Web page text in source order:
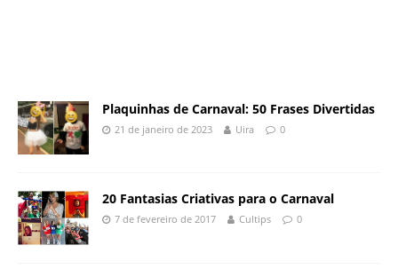
Plaquinhas de Carnaval: 50 Frases Divertidas
21 de janeiro de 2023 Uira 0
20 Fantasias Criativas para o Carnaval
7 de fevereiro de 2017 Cultips 0